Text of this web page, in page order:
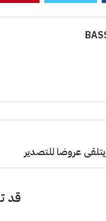
عروضا للتصدير
قد